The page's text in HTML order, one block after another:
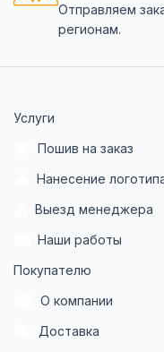
Отправляем
регионам.
Услуги
Пошив на заказ
Нанесение
Выезд менеджера
Наши работы
Покупателю
О компании
Доставка